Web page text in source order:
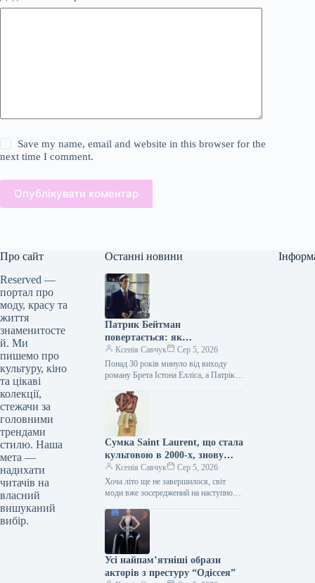
Save my name, email and website in this browser for the
next time I comment.
Опублікувати коментар
Про сайт
Reserved —
портал про
моду, красу та
життя
знаменитосте
й. Ми
пишемо про
культуру, кіно
та цікаві
колекції,
стежачи за
головними
трендами
стилю. Наша
мета —
надихати
читачів на
власний
вишуканий
вибір.
Останні новини
Патрик Бейтман
повертається: як
“Американський психопат”
знову надихає модний світ
Ксенія Савчук
Сер 5, 2026
Понад 30 років минуло від виходу
роману Брета Істона Елліса, а Патрік
найсуперечливіших фігур у…
Сумка Saint Laurent, що стала
культовою в 2000-х, знову
з’являється — і претендує на
роль головного модного
доповнення осені 2026 року.
Ксенія Савчук
Сер 5, 2026
Хоча літо ще не завершилося, світ
моди вже зосереджений на наступному
осінь-зима 2026/2027 почав з’являтися
на…
Усі найпам’ятніші образи
акторів з престуру “Одіссея”